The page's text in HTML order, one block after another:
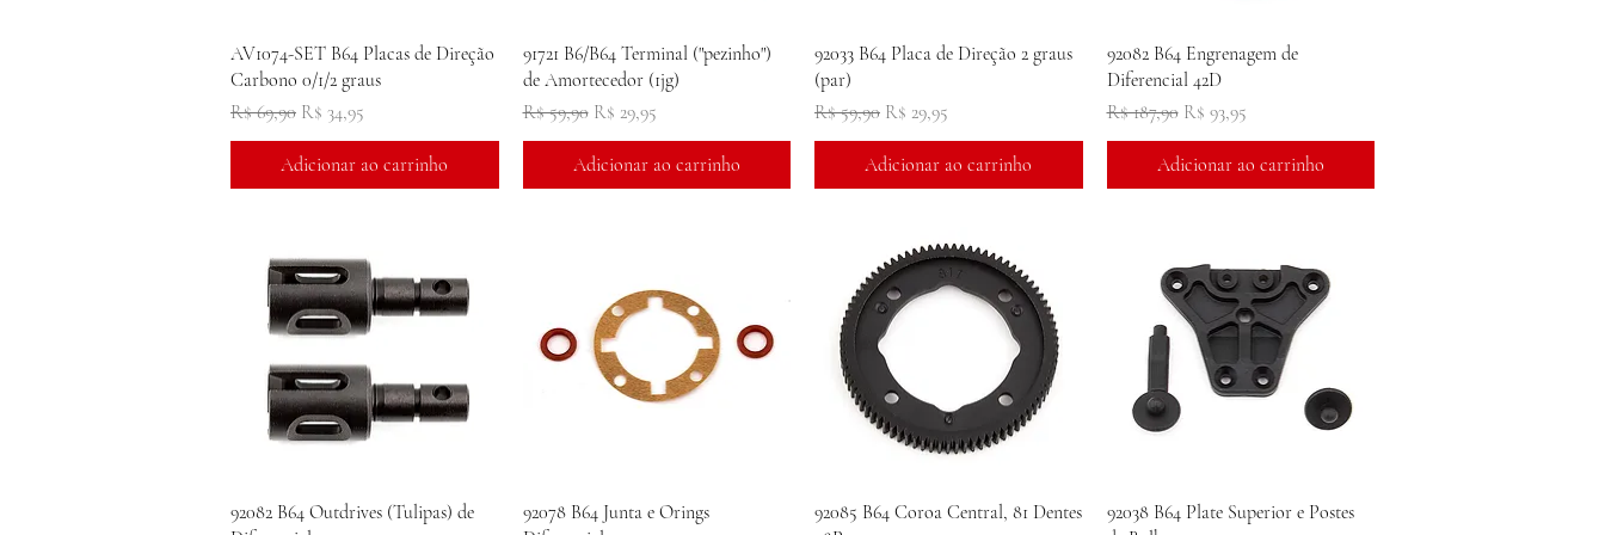
Visualização rápida
AV1074-SET B64 Placas de Direção
Carbono 0/1/2 graus
Preço normal
R$ 69,90 Preço promocional
R$ 34,95
Adicionar ao carrinho
Visualização rápida
91721 B6/B64 Terminal ("pezinho")
de Amortecedor (1jg)
Preço normal
R$ 59,90 Preço promocional
R$ 29,95
Adicionar ao carrinho
Visualização rápida
92033 B64 Placa de Direção 2 graus
(par)
Preço normal
R$ 59,90 Preço promocional
R$ 29,95
Adicionar ao carrinho
Visualização rápida
92082 B64 Engrenagem de
Diferencial 42D
Preço normal
R$ 187,90 Preço promocional
R$ 93,95
Adicionar ao carrinho
Visualização rápida
92082 B64 Outdrives (Tulipas) de
Visualização rápida
92078 B64 Junta e Orings
Visualização rápida
92085 B64 Coroa Central, 81 Dentes
Visualização rápida
92038 B64 Plate Superior e Postes